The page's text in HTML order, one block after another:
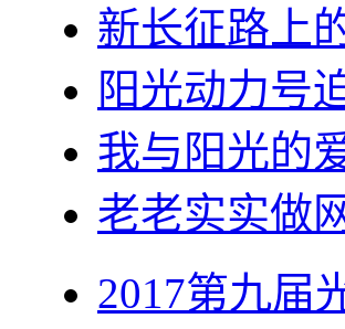
新长征路上
阳光动力号
我与阳光的
老老实实做
2017第九届